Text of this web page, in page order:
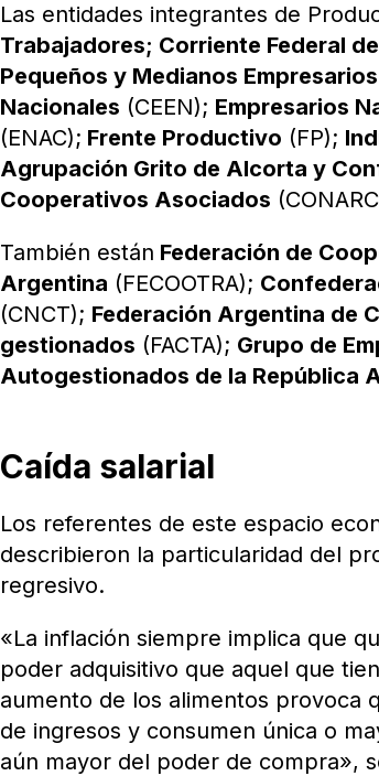
Las entidades integrantes de
Trabajadores; Corriente Federal
Pequeños y Medianos Empresarios
Nacionales (CEEN); Empresarios
(ENAC); Frente Productivo (FP);
Agrupación Grito de Alcorta y
Cooperativos Asociados
También están Federación de
Argentina (FECOOTRA);
(CNCT); Federación Argentina de
gestionados (FACTA); Grupo de
Autogestionados de la República
Caída salarial
Los referentes de este espacio
describieron la particularidad del
regresivo.
«La inflación siempre implica que
poder adquisitivo que aquel que
aumento de los alimentos provoca
de ingresos y consumen única o
aún mayor del poder de compra»,